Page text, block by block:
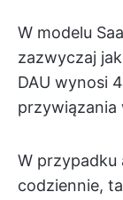
W modelu
zazwyczaj
DAU wynosi
przywiązania
W przypadku
codziennie,